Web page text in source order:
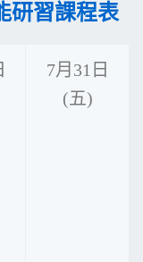
研習課程表
7月31日
(五)